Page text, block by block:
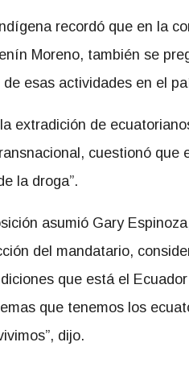
recordó que en la
Moreno, también se
esas actividades en el
extradición de
cuestionó que
la droga”.
asumió Gary
del mandatario,
que está el
que tenemos los
dijo.